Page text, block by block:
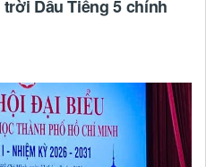
Dầu Tiếng 5 chính